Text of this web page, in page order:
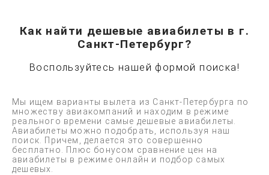
Как найти дешевые авиабилеты в г.
Санкт-Петербург?
Воспользуйтесь нашей формой поиска!
Мы ищем варианты вылета из Санкт-Петербурга по
множеству авиакомпаний и находим в режиме
реального времени самые дешевые авиабилеты.
Авиабилеты можно подобрать, используя наш
поиск. Причем, делается это совершенно
бесплатно. Плюс бонусом сравнение цен на
авиабилеты в режиме онлайн и подбор самых
дешевых.